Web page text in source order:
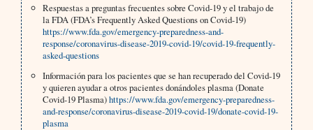
Respuestas a preguntas frecuentes sobre Covid-19 y el trabajo de
la FDA (FDA’s Frequently Asked Questions on Covid-19)
https://www.fda.gov/emergency-preparedness-and-
response/coronavirus-disease-2019-covid-19/covid-19-frequently-
asked-questions
Información para los pacientes que se han recuperado del Covid-19
y quieren ayudar a otros pacientes donándoles plasma (Donate
Covid-19 Plasma)https://www.fda.gov/emergency-preparedness-
and-response/coronavirus-disease-2019-covid-19/donate-covid-19-
plasma